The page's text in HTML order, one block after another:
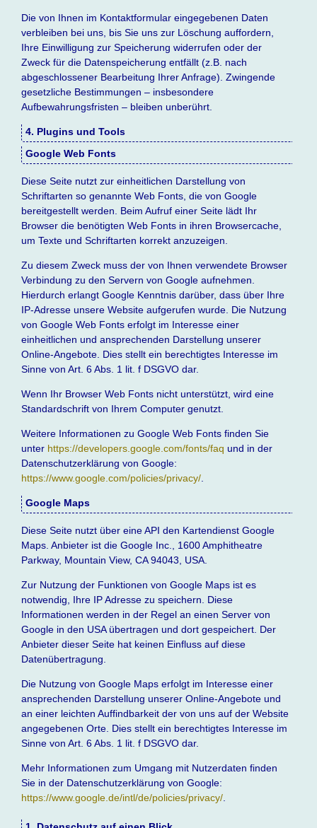
Die von Ihnen im Kontaktformular eingegebenen Daten
verbleiben bei uns, bis Sie uns zur Löschung auffordern,
Ihre Einwilligung zur Speicherung widerrufen oder der
Zweck für die Datenspeicherung entfällt (z.B. nach
abgeschlossener Bearbeitung Ihrer Anfrage). Zwingende
gesetzliche Bestimmungen – insbesondere
Aufbewahrungsfristen – bleiben unberührt.
4. Plugins und Tools
Google Web Fonts
Diese Seite nutzt zur einheitlichen Darstellung von
Schriftarten so genannte Web Fonts, die von Google
bereitgestellt werden. Beim Aufruf einer Seite lädt Ihr
Browser die benötigten Web Fonts in ihren Browsercache,
um Texte und Schriftarten korrekt anzuzeigen.
Zu diesem Zweck muss der von Ihnen verwendete Browser
Verbindung zu den Servern von Google aufnehmen.
Hierdurch erlangt Google Kenntnis darüber, dass über Ihre
IP-Adresse unsere Website aufgerufen wurde. Die Nutzung
von Google Web Fonts erfolgt im Interesse einer
einheitlichen und ansprechenden Darstellung unserer
Online-Angebote. Dies stellt ein berechtigtes Interesse im
Sinne von Art. 6 Abs. 1 lit. f DSGVO dar.
Wenn Ihr Browser Web Fonts nicht unterstützt, wird eine
Standardschrift von Ihrem Computer genutzt.
Weitere Informationen zu Google Web Fonts finden Sie
unter https://developers.google.com/fonts/faq und in der
Datenschutzerklärung von Google:
https://www.google.com/policies/privacy/.
Google Maps
Diese Seite nutzt über eine API den Kartendienst Google
Maps. Anbieter ist die Google Inc., 1600 Amphitheatre
Parkway, Mountain View, CA 94043, USA.
Zur Nutzung der Funktionen von Google Maps ist es
notwendig, Ihre IP Adresse zu speichern. Diese
Informationen werden in der Regel an einen Server von
Google in den USA übertragen und dort gespeichert. Der
Anbieter dieser Seite hat keinen Einfluss auf diese
Datenübertragung.
Die Nutzung von Google Maps erfolgt im Interesse einer
ansprechenden Darstellung unserer Online-Angebote und
an einer leichten Auffindbarkeit der von uns auf der Website
angegebenen Orte. Dies stellt ein berechtigtes Interesse im
Sinne von Art. 6 Abs. 1 lit. f DSGVO dar.
Mehr Informationen zum Umgang mit Nutzerdaten finden
Sie in der Datenschutzerklärung von Google:
https://www.google.de/intl/de/policies/privacy/.